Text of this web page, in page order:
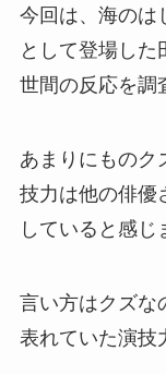
今回は、海のは
として登場した
世間の反応を調
あまりにものク
技力は他の俳優
していると感じ
言い方はクズな
表れていた演技